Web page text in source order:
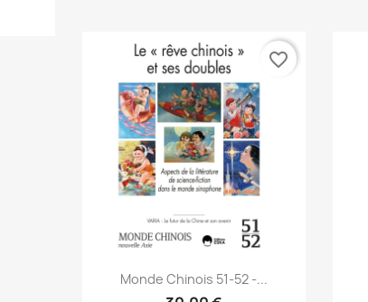
Aperçu rapide
Monde Chinois 51-52 -...
favorite_border